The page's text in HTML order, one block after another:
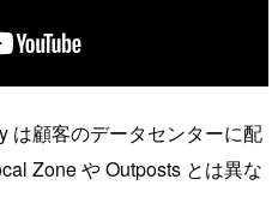
は顧客のデータセンターに配
Zone や Outposts とは異な